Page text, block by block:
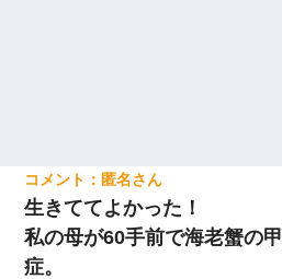
匿名
生きててよかった！
私の母が60手前で海老蟹の
症。